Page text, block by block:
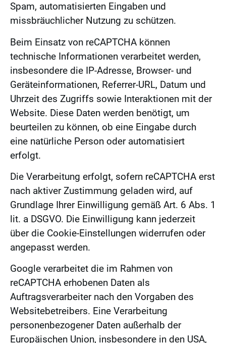
Spam, automatisierten Eingaben und
missbräuchlicher Nutzung zu schützen.
Beim Einsatz von reCAPTCHA können
technische Informationen verarbeitet werden,
insbesondere die IP-Adresse, Browser- und
Geräteinformationen, Referrer-URL, Datum und
Uhrzeit des Zugriffs sowie Interaktionen mit der
Website. Diese Daten werden benötigt, um
beurteilen zu können, ob eine Eingabe durch
eine natürliche Person oder automatisiert
erfolgt.
Die Verarbeitung erfolgt, sofern reCAPTCHA erst
nach aktiver Zustimmung geladen wird, auf
Grundlage Ihrer Einwilligung gemäß Art. 6 Abs. 1
lit. a DSGVO. Die Einwilligung kann jederzeit
über die Cookie-Einstellungen widerrufen oder
angepasst werden.
Google verarbeitet die im Rahmen von
reCAPTCHA erhobenen Daten als
Auftragsverarbeiter nach den Vorgaben des
Websitebetreibers. Eine Verarbeitung
personenbezogener Daten außerhalb der
Europäischen Union, insbesondere in den USA,